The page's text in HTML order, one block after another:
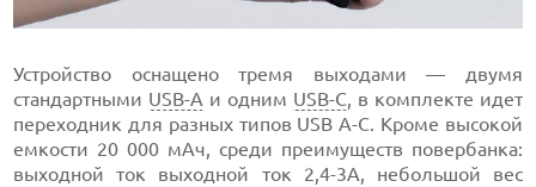
Устройство оснащено тремя выходами — двумя
стандартными USB-A и одним USB-C, в комплекте идет
переходник для разных типов USB A-С. Кроме высокой
емкости 20 000 мАч, среди преимуществ повербанка:
выходной ток выходной ток 2,4-3А, небольшой вес